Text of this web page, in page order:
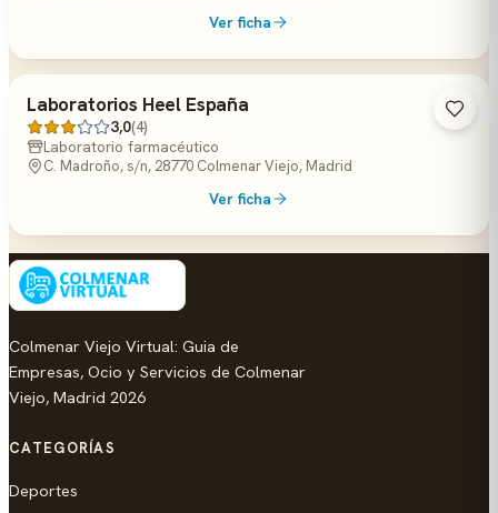
Ver ficha
Laboratorios Heel España
3,0(4)
Laboratorio farmacéutico
C. Madroño, s/n, 28770 Colmenar Viejo, Madrid
Ver ficha
Colmenar Viejo Virtual: Guia de
Empresas, Ocio y Servicios de Colmenar
Viejo, Madrid 2026
CATEGORÍAS
Deportes